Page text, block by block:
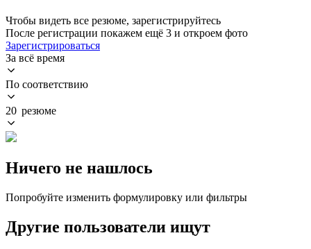
Чтобы видеть все резюме, зарегистрируйтесь
После регистрации покажем ещё 3 и откроем фото
Зарегистрироваться
За всё время
По соответствию
20 резюме
Ничего не нашлось
Попробуйте изменить формулировку или фильтры
Другие пользователи ищут